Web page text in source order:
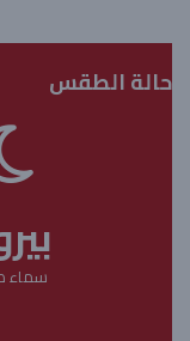
حالة الطقس
سماء